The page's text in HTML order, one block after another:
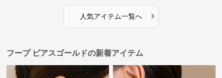
人気アイテム一覧へ ›
フープ ピアスゴールドの新着アイテム